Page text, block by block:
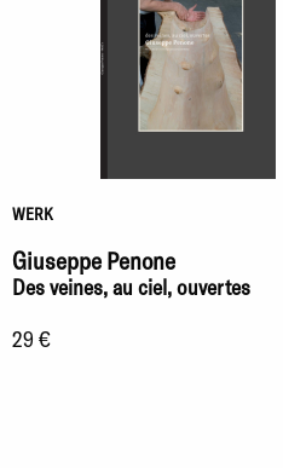
WERK
Giuseppe Penone
Des veines, au ciel, ouvertes
29 €